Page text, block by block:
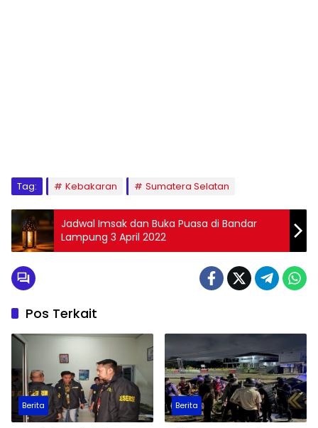
Tag: Kebakaran Sumatera Selatan
Jadwal Imsak dan Buka Puasa di Bandar
Lampung 3 April 2022
Pos Terkait
Berita Berita